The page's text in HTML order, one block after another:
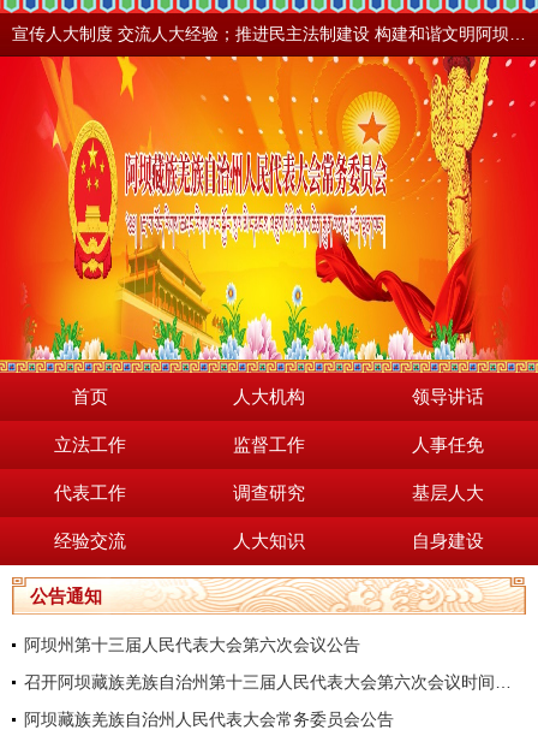
首页 人大机构 领导讲话
立法工作 监督工作 人事任免
代表工作 调查研究 基层人大
经验交流 人大知识 自身建设
公告通知
阿坝州第十三届人民代表大会第六次会议公告
阿坝藏族羌族自治州人民代表大会常务委员会公告